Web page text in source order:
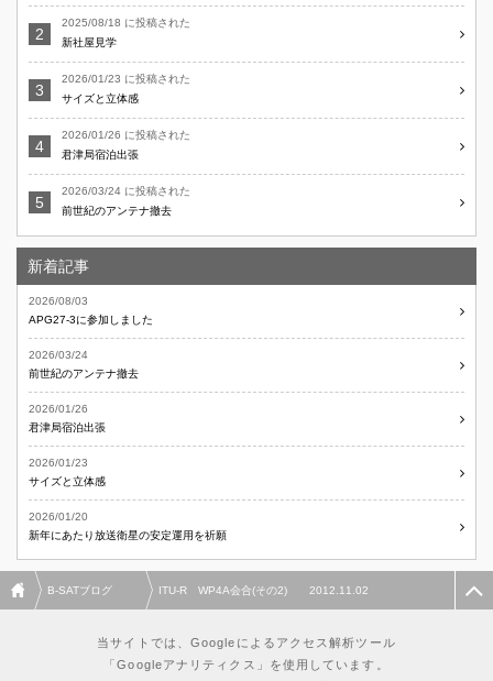
2025/08/18 に投稿された
新社屋見学
2026/01/23 に投稿された
サイズと立体感
2026/01/26 に投稿された
君津局宿泊出張
2026/03/24 に投稿された
前世紀のアンテナ撤去
新着記事
2026/08/03
APG27-3に参加しました
2026/03/24
前世紀のアンテナ撤去
2026/01/26
君津局宿泊出張
2026/01/23
サイズと立体感
2026/01/20
新年にあたり放送衛星の安定運用を祈願
B-SATブログ ITU-R WP4A会合(その2) 2012.11.02
当サイトでは、Googleによるアクセス解析ツール
「Googleアナリティクス」を使用しています。